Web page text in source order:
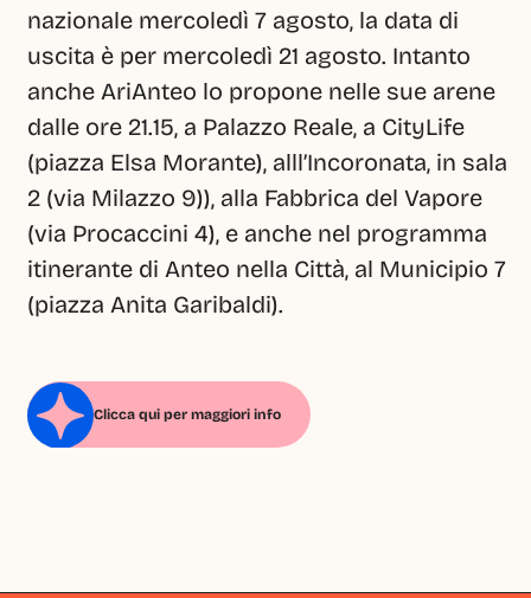
nazionale mercoledì 7 agosto, la data di
uscita è per mercoledì 21 agosto. Intanto
anche AriAnteo lo propone nelle sue arene
dalle ore 21.15, a Palazzo Reale, a CityLife
(piazza Elsa Morante), alll’Incoronata, in sala
2 (via Milazzo 9)), alla Fabbrica del Vapore
(via Procaccini 4), e anche nel programma
itinerante di Anteo nella Città, al Municipio 7
(piazza Anita Garibaldi).
Clicca qui per maggiori info